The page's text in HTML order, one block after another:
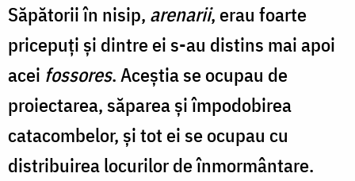
Săpătorii în nisip, arenarii, erau foarte
pricepuţi şi dintre ei s-au distins mai apoi
acei fossores. Aceştia se ocupau de
proiectarea, săparea şi împodobirea
catacombelor, şi tot ei se ocupau cu
distribuirea locurilor de înmormântare.